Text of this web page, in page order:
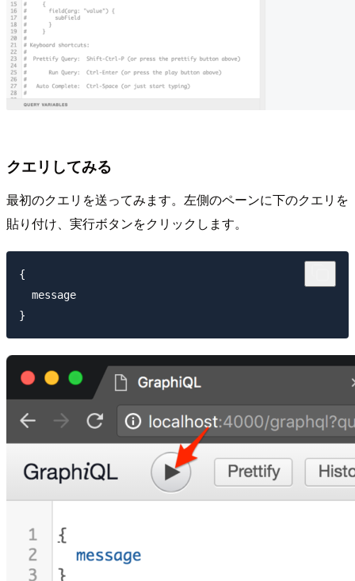
クエリしてみる
最初のクエリを送ってみます。左側のペーンに下のクエリを
貼り付け、実行ボタンをクリックします。
{
  message